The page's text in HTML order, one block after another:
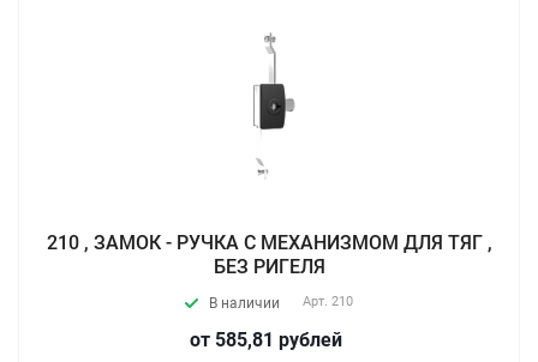
210 , ЗАМОК - РУЧКА С МЕХАНИЗМОМ ДЛЯ ТЯГ ,
БЕЗ РИГЕЛЯ
В наличии Арт. 210
от 585,81 рублей